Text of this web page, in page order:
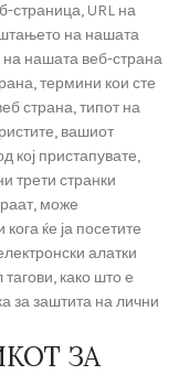
страница, URL на
на нашата
на нашата веб-страна
термини кои сте
страна, типот на
вашиот
кој пристапувате,
трети странки
може
ќе ја посетите
алатки
како што е
за заштита на лични
ЗА